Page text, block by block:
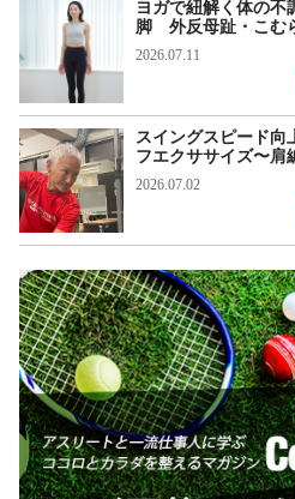
ヨガで紐解く体の
脚 外反母趾・こむ
2026.07.11
スイングスピード向
フエクササイズ〜肩
2026.07.02